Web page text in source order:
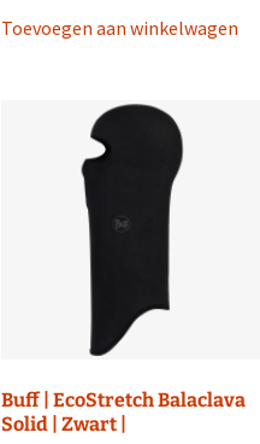
Toevoegen aan winkelwagen
Buff | EcoStretch Balaclava
Solid | Zwart |